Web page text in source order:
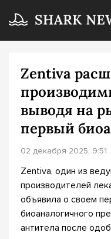
Zentiva
выводя на
первый
02 декабря 2025, 9:51
Zentiva, один из
производителей
объявила о своем
биоаналогичного
антитела после